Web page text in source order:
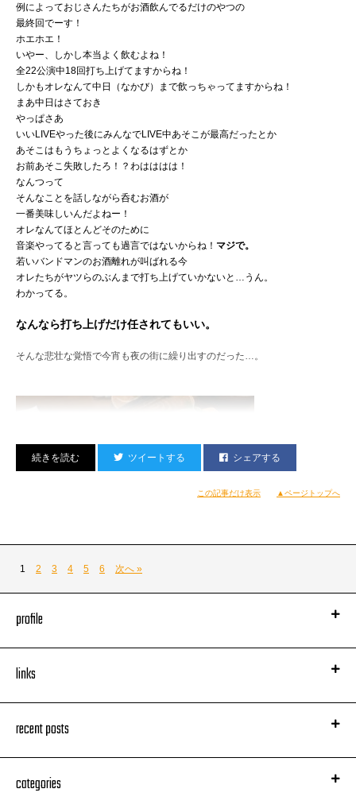
松江観光記
今回は釜揚げそばを。
LIVE前、日曜の昼下がり、閑散とした松江の古い商店街を歩くわたくし。
不意に催しトイレを探し、たまたま入った地区センター的な建物で見つけた
いい湯加減のお蕎麦屋さん。
「晋ドン、もうここらでよか」ということで入ってみたところ
結構な有名店だったみたい。
何らかのエニシを感じつつ
思い出のお店になりました。
NHKドラマ『だんだん』のセットを移築して作った店内らしく
地区センターっぽい無機質な感じが緩和されて
いい感じでしたよー！
出雲そばは客がひっきりなしに多いため茹で汁のまま供され
やっぱ旅情を満喫しながらすするのがいいんだよねー！
ツアーに参加してくださった、
オーディエンス、サポーターの皆様に大感謝を申し上げます。
そして支えてくださった関係各位に感謝を申し上げます。
ありがとうございました。
しばしお別れです。また！
今度はもっとすごいツアーを早くしてみたいので！
京都磔磔集合写真
岸
例によっておじさんたちがお酒飲んでるだけのやつの
最終回でーす！
ホエホエ！
いやー、しかし本当よく飲むよね！
全22公演中18回打ち上げてますからね！
しかもオレなんて中日（なかび）まで飲っちゃってますからね！
まあ中日はさておき
やっぱさあ
いいLIVEやった後にみんなでLIVE中あそこが最高だったとか
あそこはもうちょっとよくなるはずとか
お前あそこ失敗したろ！？わはははは！
なんつって
そんなことを話しながら呑むお酒が
一番美味しいんだよねー！
オレなんてほとんどそのために
音楽やってると言っても過言ではないからね！ マジで。
若いバンドマンのお酒離れが叫ばれる今
オレたちがヤツらのぶんまで打ち上げていかないと…うん。
わかってる。
なんなら打ち上げだけ任されてもいい。
そんな悲壮な覚悟で今宵も夜の街に繰り出すのだった…。
特にお座敷の居酒屋で適度に地のもんが置いてて
それにしても刺し盛りが載る回数が多いBLOGだよね！（笑）すんません。
名前出してる時点で間違いないお店なのだろうと
いや、しかし！
全部ヤヴァかったDEATH！
ツイートする シェアする
この記事だけ表示 ▲ページトップへ
1 2 3 4 5 6 次へ »
profile
links
recent posts
categories